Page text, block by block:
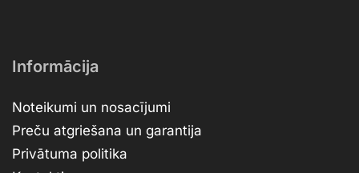
Informācija
Noteikumi un nosacījumi
Preču atgriešana un garantija
Privātuma politika